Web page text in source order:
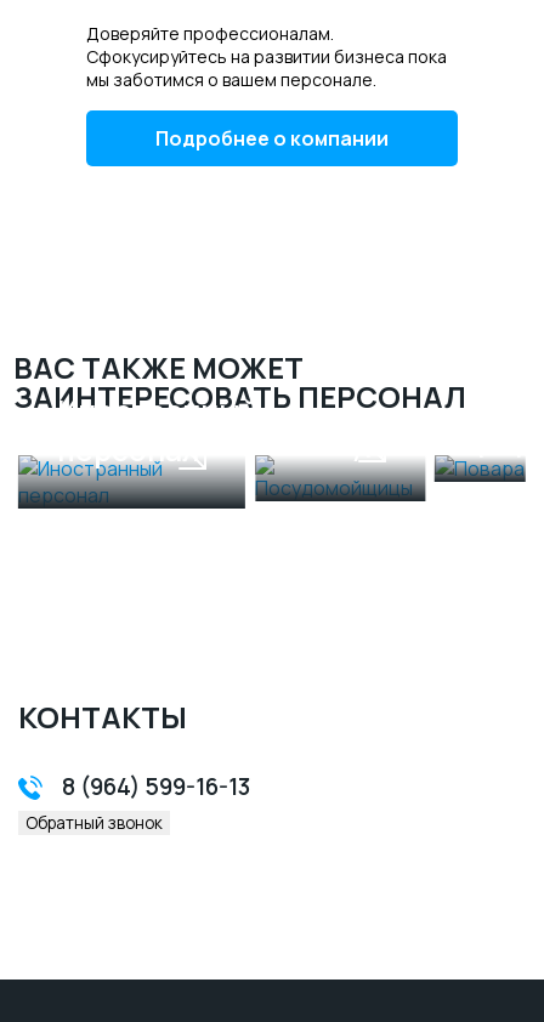
Доверяйте профессионалам.
Сфокусируйтесь на развитии бизнеса пока
мы заботимся о вашем персонале.
Подробнее о компании
ВАС ТАКЖЕ МОЖЕТ
ЗАИНТЕРЕСОВАТЬ ПЕРСОНАЛ
Иностранный
персонал
КОНТАКТЫ
8 (964) 599-16-13
Обратный звонок